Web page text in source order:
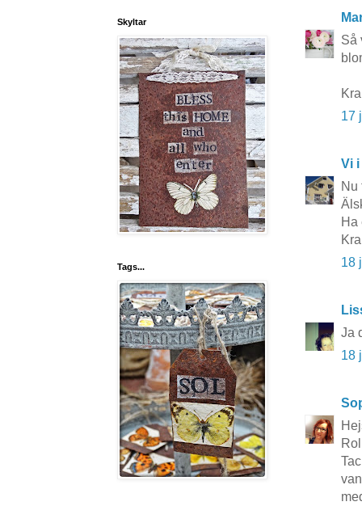
Så
17
Vi
Nu
Ha
18
Ja
18
Skyltar
Tags...